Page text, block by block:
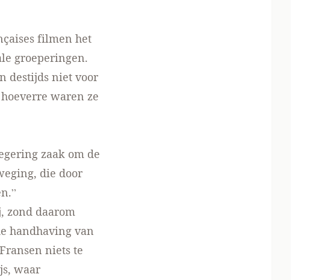
filmen het
groeperingen.
destijds niet voor
waren ze
zaak om de
die door
zond daarom
handhaving van
niets te
waar